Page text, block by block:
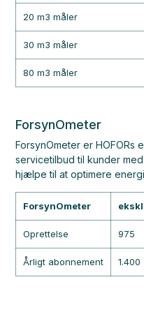
20 m3 måler
30 m3 måler
80 m3 måler
ForsynOmeter
ForsynOmeter er HOFORs
servicetilbud til kunder
hjælpe til at optimere
ForsynOmeter
Oprettelse 975
Årligt abonnement 1.400